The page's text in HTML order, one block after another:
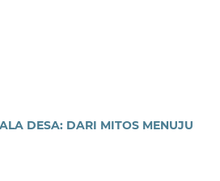
DESA: DARI MITOS MENUJU